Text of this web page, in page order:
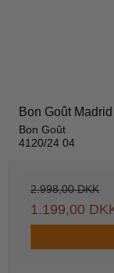
Bon Goût
Bon Goût
4120/24 04
2.998,00 DKK
1.199,00